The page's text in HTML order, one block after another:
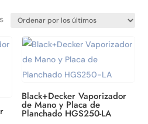
Ordenado
los
últimos
Black+Decker Vaporizador
de Mano y Placa de
Planchado HGS250-LA